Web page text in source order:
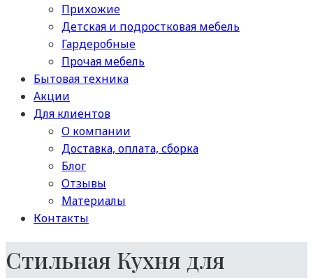
Прихожие
Детская и подростковая мебель
Гардеробные
Прочая мебель
Бытовая техника
Акции
Для клиентов
О компании
Доставка, оплата, сборка
Блог
Отзывы
Материалы
Контакты
Стильная Кухня для